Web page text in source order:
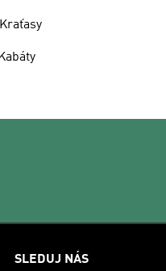
SLEDUJ NÁS